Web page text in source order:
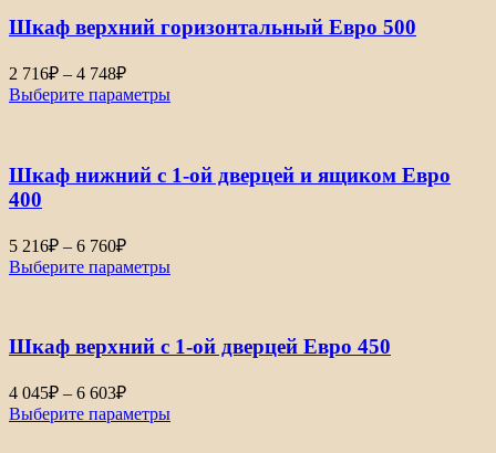
7
Шкаф верхний горизонтальный Евро 500
2 716₽ – 4 748₽Диапазон
цен:
2
4
Выберите параметры
Шкаф нижний с 1-ой дверцей и ящиком Евро
400
5 216₽ – 6 760₽Диапазон
цен:
5
6
Выберите параметры
Шкаф верхний с 1-ой дверцей Евро 450
4 045₽ – 6 603₽Диапазон
цен:
4
Выберите параметры